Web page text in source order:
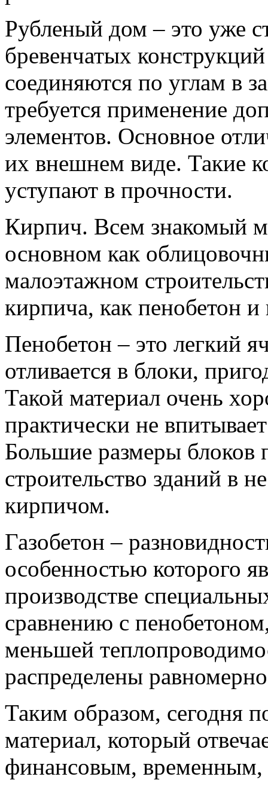
Рубленый дом – это уже
бревенчатых
соединяются по углам в
требуется применение
элементов. Основное
их внешнем виде. Такие
уступают в прочности.
Кирпич. Всем знакомый
основном как
малоэтажном
кирпича, как пенобетон и
Пенобетон – это легкий
отливается в блоки,
Такой материал очень
практически не
Большие размеры блоков
строительство зданий в
кирпичом.
Газобетон –
особенностью которого
производстве
сравнению с
меньшей
распределены
Таким образом, сегодня
материал, который
финансовым, временным,